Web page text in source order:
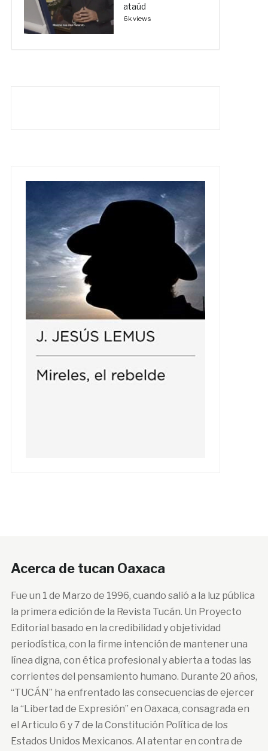
ataúd
6k views
Acerca de tucan Oaxaca
Fue un 1 de Marzo de 1996, cuando salió a la luz pública
la primera edición de la Revista Tucán. Un Proyecto
Editorial basado en la credibilidad y objetividad
periodística, con la firme intención de mantener una
línea digna, con ética profesional y abierta a todas las
corrientes del pensamiento humano. Durante 20 años,
“TUCÁN” ha enfrentado las consecuencias de ejercer
la “Libertad de Expresión” en Oaxaca, consagrada en
el Articulo 6 y 7 de la Constitución Política de los
Estados Unidos Mexicanos. Al atentar en contra de